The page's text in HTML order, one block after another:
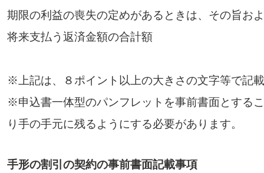
期限の利益の喪失の定めがあるときは、その旨お
将来支払う返済金額の合計額
※上記は、８ポイント以上の大きさの文字等で記
※申込書一体型のパンフレットを事前書面とする
り手の手元に残るようにする必要があります。
手形の割引の契約の事前書面記載事項